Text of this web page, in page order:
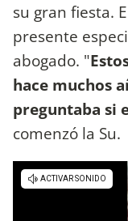
su gran fiesta.
presente
abogado. "
hace muchos
preguntaba si
comenzó la Su.